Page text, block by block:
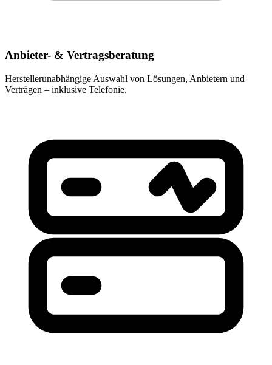
Anbieter- & Vertragsberatung
Herstellerunabhängige Auswahl von Lösungen, Anbietern und
Verträgen – inklusive Telefonie.